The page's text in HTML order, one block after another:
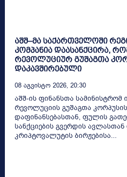
აშშ–მა საქართველოში
კომპანია დაასანქცირა,
რევოლუციურ გუშაგთა
დაკავშირებული
08 Აგვისტო 2026, 20:30
აშშ-ის ფინანსთა სამინისტრომ
რევოლუციის გუშაგთა
დაფინანსებასთან, ფულის
სანქციების გვერდის
კრიპტოვალუტის ბირჟებისა...